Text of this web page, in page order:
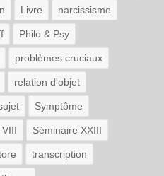
Livre narcissisme
Philo & Psy
problèmes cruciaux
relation d'objet
Symptôme
Séminaire XXIII
transcription